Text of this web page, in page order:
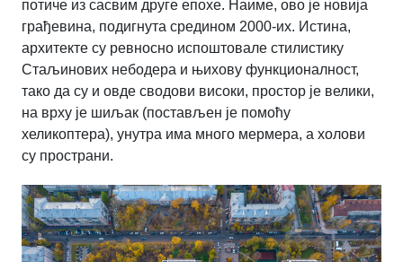
потиче из сасвим друге епохе. Наиме, ово је новија
грађевина, подигнута средином 2000-их. Истина,
архитекте су ревносно испоштовале стилистику
Стаљинових небодера и њихову функционалност,
тако да су и овде сводови високи, простор је велики,
на врху је шиљак (постављен је помоћу
хеликоптера), унутра има много мермера, а холови
су пространи.